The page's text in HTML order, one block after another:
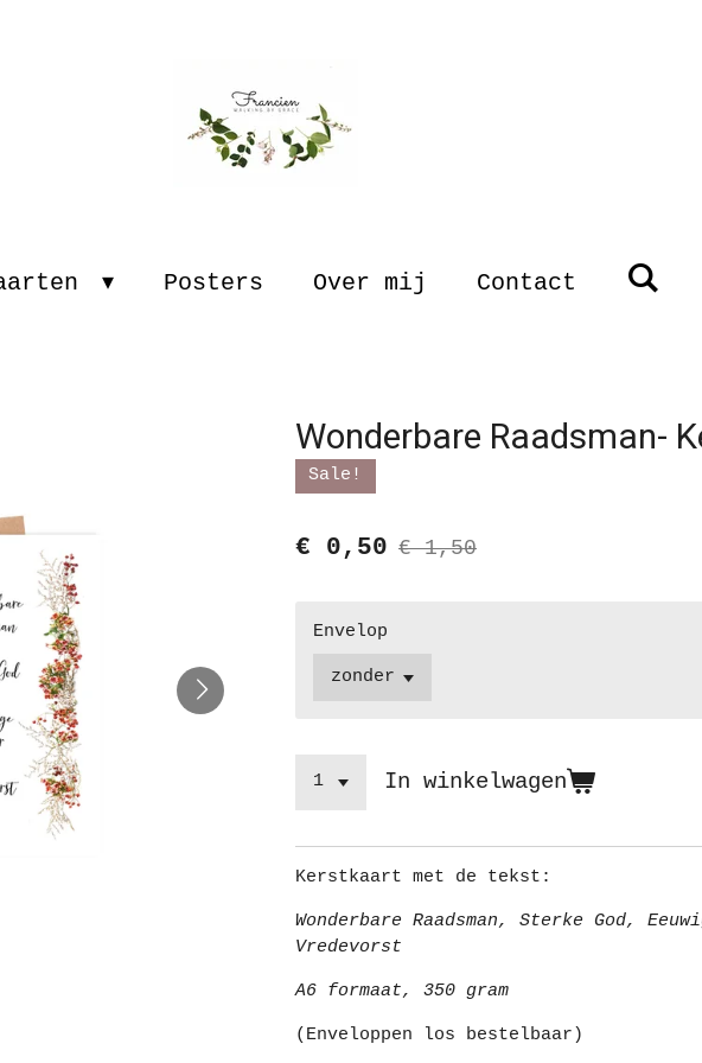
Posters Over mij Contact
Wonderbare Raadsman-
Sale!
€ 0,50 € 1,50
Envelop
In winkelwagen
Kerstkaart met de tekst:
Wonderbare Raadsman, Sterke God,
Vredevorst
A6 formaat, 350 gram
(Enveloppen los bestelbaar)